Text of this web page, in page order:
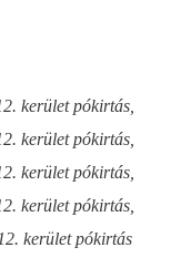
kerület pókirtás,
kerület pókirtás,
kerület pókirtás,
kerület pókirtás,
kerület pókirtás